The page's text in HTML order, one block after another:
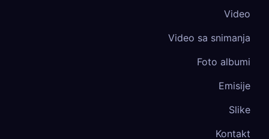
Video
Video sa snimanja
Foto albumi
Emisije
Slike
Kontakt